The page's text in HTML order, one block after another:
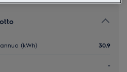
(kWh) 30.9
-